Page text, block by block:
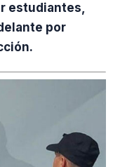
estudiantes,
por